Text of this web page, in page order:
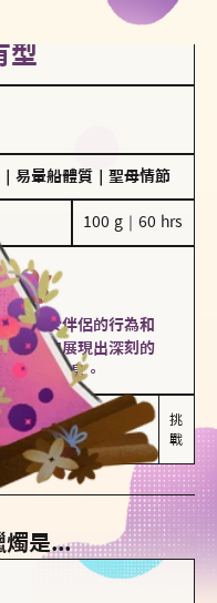
型
易暈船體質 聖母情節
100 g｜60 hrs
，對於伴侶的行為和
關係中展現出深刻的
感到窒息。
嫉妒心較強
可能出現控制欲
挑
戰
燭是...